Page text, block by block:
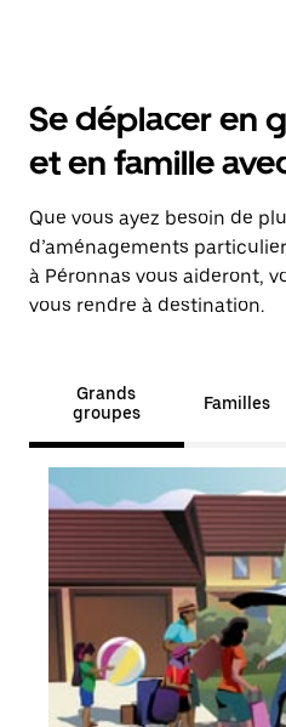
Se déplacer en
et en famille
Que vous ayez besoin de
d’aménagements
à Péronnas vous aideront,
vous rendre à destination.
Grands
groupes
Familles